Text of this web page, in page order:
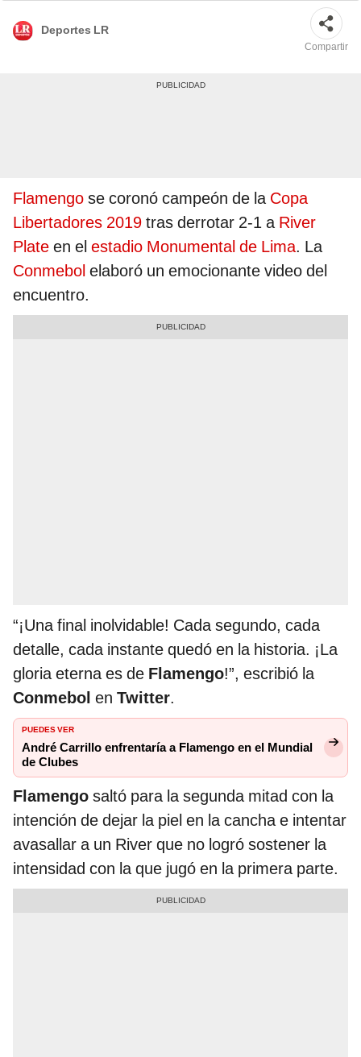
Deportes LR
Compartir
Flamengo se coronó campeón de la Copa
Libertadores 2019 tras derrotar 2-1 a River
Plate en el estadio Monumental de Lima. La
Conmebol elaboró un emocionante video del
encuentro.
“¡Una final inolvidable! Cada segundo, cada
detalle, cada instante quedó en la historia. ¡La
gloria eterna es de Flamengo!”, escribió la
Conmebol en Twitter.
PUEDES VER
André Carrillo enfrentaría a Flamengo en el Mundial
de Clubes
Flamengo saltó para la segunda mitad con la
intención de dejar la piel en la cancha e intentar
avasallar a un River que no logró sostener la
intensidad con la que jugó en la primera parte.